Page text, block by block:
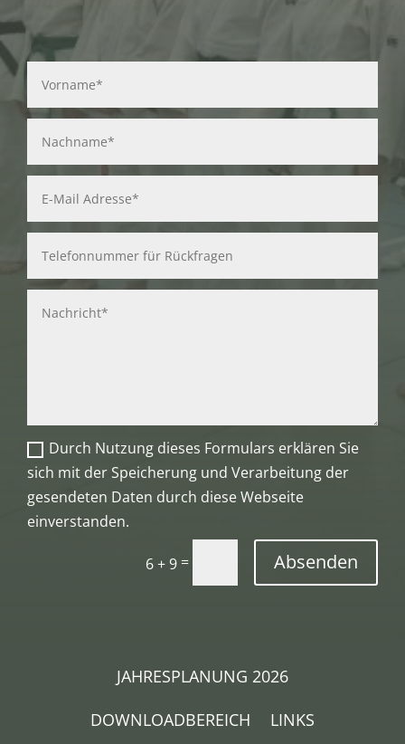
Durch Nutzung dieses Formulars erklären Sie
sich mit der Speicherung und Verarbeitung der
gesendeten Daten durch diese Webseite
einverstanden.
6 + 9 = Absenden
JAHRESPLANUNG 2026
DOWNLOADBEREICH
LINKS